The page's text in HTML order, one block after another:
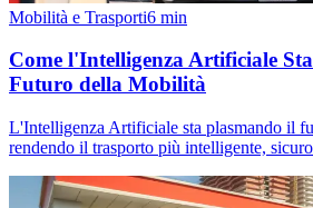
Mobilità e Trasporti6 min
Come l'Intelligenza Artificiale
Futuro della Mobilità
L'Intelligenza Artificiale sta plasmando il
rendendo il trasporto più intelligente,